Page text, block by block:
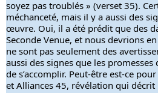
soyez pas troublés » (verset 35).
méchanceté, mais il y a aussi des
œuvre. Oui, il a été prédit que des
Seconde Venue, et nous devrions
ne sont pas seulement des
aussi des signes que les
de s’accomplir. Peut-être est-ce
et Alliances 45, révélation qui décrit